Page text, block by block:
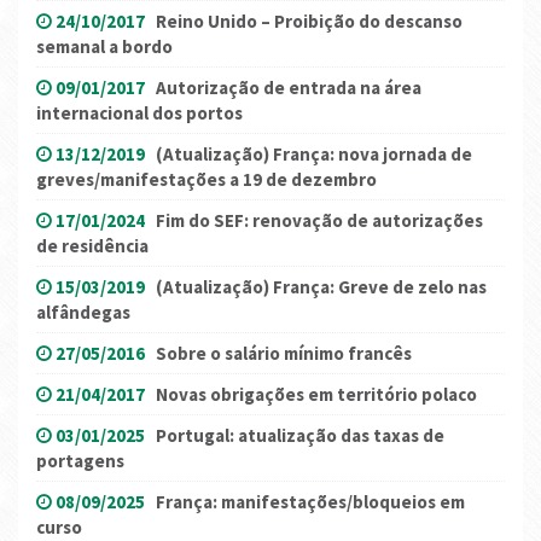
24/10/2017 Reino Unido – Proibição do descanso
semanal a bordo
09/01/2017 Autorização de entrada na área
internacional dos portos
13/12/2019 (Atualização) França: nova jornada de
greves/manifestações a 19 de dezembro
17/01/2024 Fim do SEF: renovação de autorizações
de residência
15/03/2019 (Atualização) França: Greve de zelo nas
alfândegas
27/05/2016 Sobre o salário mínimo francês
21/04/2017 Novas obrigações em território polaco
03/01/2025 Portugal: atualização das taxas de
portagens
08/09/2025 França: manifestações/bloqueios em
curso